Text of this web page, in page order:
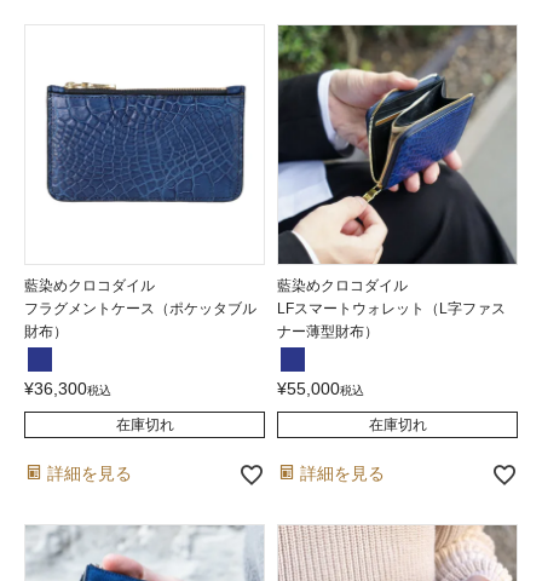
藍染めクロコダイル
フラグメントケース（ポケッタブル
財布）
¥36,300税込
在庫切れ
詳細を見る
藍染めクロコダイル
LFスマートウォレット（L字ファス
ナー薄型財布）
¥55,000税込
在庫切れ
詳細を見る